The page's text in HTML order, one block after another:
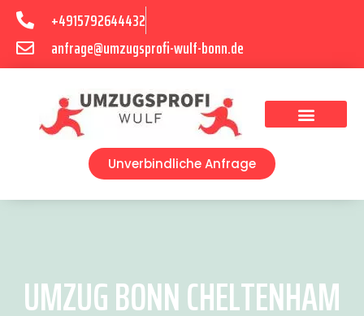
+4915792644432
anfrage@umzugsprofi-wulf-bonn.de
Unverbindliche Anfrage
UMZUG BONN CHELTENHAM